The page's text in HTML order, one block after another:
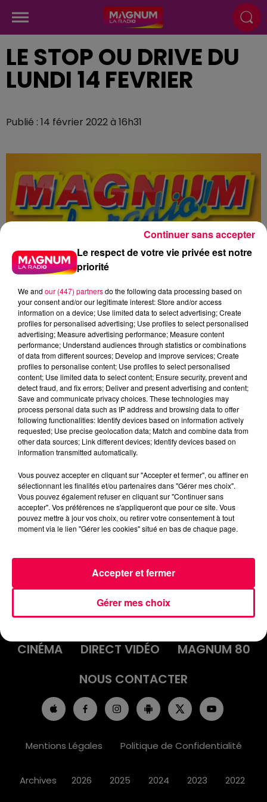
LE STOP OU DRIVE DU
LUNDI 14 FEVRIER
Publié : 14 février 2022 à 16h31
Flash infos
Crédit :Flash infos
podcasts/2022/02/2022-02-14-17-31-
27_Le_Stop_ou_Drive_du_lundi_14_fvrier.mp3
ACCUEIL INFOS
EMISSIONS
AGENDA
JEUX
PODCASTS
CINÉMA
DIRECT VIDÉO
MAGNUM 80
NOUS CONTACTER
Mentions Légales Politique de Confidentialité
Archives 2026 2025 2024 2023 2022
Le respect de votre vie privée est notre
priorité
We and our (447) partnersdo the following data processing based on
your consent and/or our legitimate interest: Store and/or access
information on a device; Use limited data to select advertising; Create
profiles for personalised advertising; Use profiles to select personalised
advertising; Measure advertising performance; Measure content
performance; Understand audiences through statistics or combinations
of data from different sources; Develop and improve services; Create
profiles to personalise content; Use profiles to select personalised
content; Use limited data to select content; Ensure security, prevent and
detect fraud, and fix errors; Deliver and present advertising and content;
Save and communicate privacy choices. These technologies may
process personal data such as IP address and browsing data to offer
following functionalities: Identify devices based on information actively
requested; Use precise geolocation data; Match and combine data from
other data sources; Link different devices; Identify devices based on
information transmitted automatically.
Vous pouvez accepter en cliquant sur "Accepter et fermer", ou affiner en
sélectionnant les finalités et/ou partenaires dans "Gérer mes choix".
Vous pouvez également refuser en cliquant sur "Continuer sans
accepter". Vos préférences ne s'appliqueront que pour ce site. Vous
pouvez mettre à jour vos choix, ou retirer votre consentement à tout
moment via le lien "Gérer les cookies" situé en bas de chaque page.
Gérer mes choix
Accepter et fermer
Continuer sans accepter